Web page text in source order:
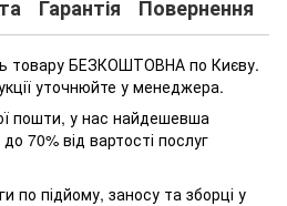
Гарантія Повернення
товару БЕЗКОШТОВНА по Києву.
уточнюйте у менеджера.
пошти, у нас найдешевша
70% від вартості послуг
по підйому, заносу та зборці у